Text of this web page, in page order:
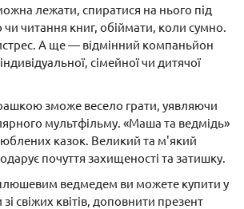
лежати, спиратися на нього під
чи читання книг, обіймати, коли сумно.
А ще — відмінний компаньйон
сімейної чи дитячої
зможе весело грати, уявляючи
мультфільму. «Маша та ведмідь»
казок. Великий та м'який
почуття захищеності та затишку.
ведмедем ви можете купити у
зі свіжих квітів, доповнити презент